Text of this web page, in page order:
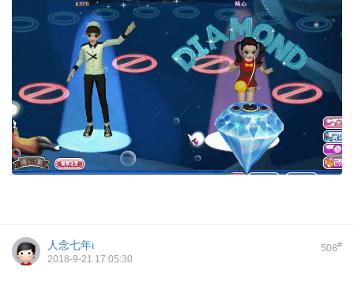
508#
人念七年ι
2018-9-21 17:05:30